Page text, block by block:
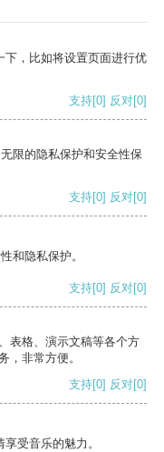
下，比如将设置页面进行优
支持[0] 反对[0]
限的隐私保护和安全性保
支持[0] 反对[0]
和隐私保护。
支持[0] 反对[0]
表格、演示文稿等各个方
，非常方便。
支持[0] 反对[0]
受音乐的魅力。